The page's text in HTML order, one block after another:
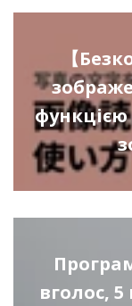
【
функцією
вголос,